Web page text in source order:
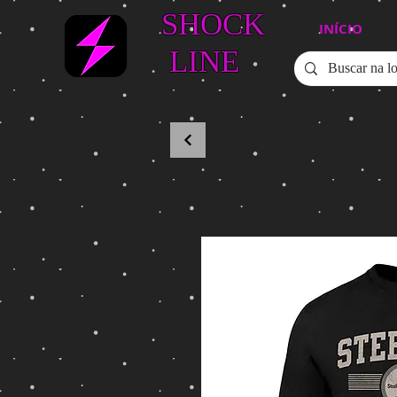
SHOCK
LINE
INÍCIO